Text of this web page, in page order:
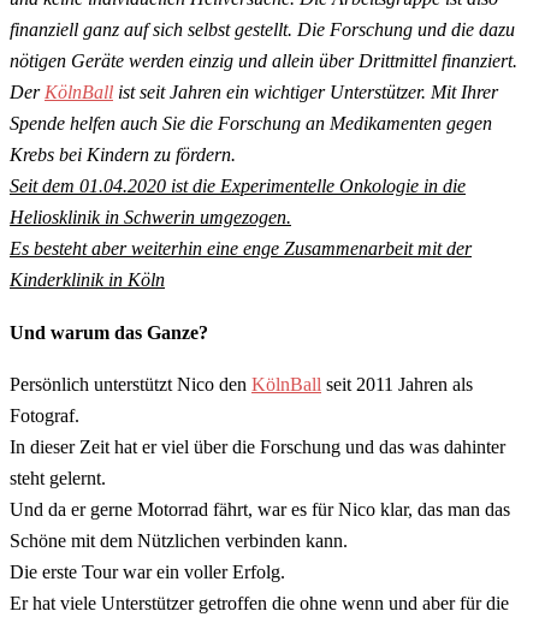
finanziell ganz auf sich selbst gestellt. Die Forschung und die dazu
nötigen Geräte werden einzig und allein über Drittmittel finanziert.
Der KölnBall ist seit Jahren ein wichtiger Unterstützer. Mit Ihrer
Spende helfen auch Sie die Forschung an Medikamenten gegen
Krebs bei Kindern zu fördern.
Seit dem 01.04.2020 ist die Experimentelle Onkologie in die
Heliosklinik in Schwerin umgezogen.
Es besteht aber weiterhin eine enge Zusammenarbeit mit der
Kinderklinik in Köln
Und warum das Ganze?
Persönlich unterstützt Nico den KölnBall seit 2011 Jahren als
Fotograf.
In dieser Zeit hat er viel über die Forschung und das was dahinter
steht gelernt.
Und da er gerne Motorrad fährt, war es für Nico klar, das man das
Schöne mit dem Nützlichen verbinden kann.
Die erste Tour war ein voller Erfolg.
Er hat viele Unterstützer getroffen die ohne wenn und aber für die